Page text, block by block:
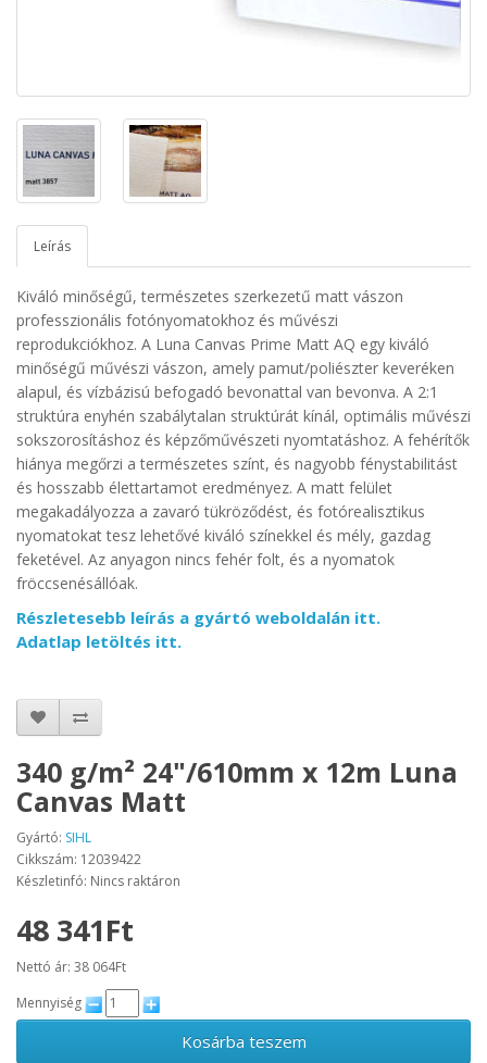
Leírás
Kiváló minőségű, természetes szerkezetű matt vászon
professzionális fotónyomatokhoz és művészi
reprodukciókhoz. A Luna Canvas Prime Matt AQ egy kiváló
minőségű művészi vászon, amely pamut/poliészter keveréken
alapul, és vízbázisú befogadó bevonattal van bevonva. A 2:1
struktúra enyhén szabálytalan struktúrát kínál, optimális művészi
sokszorosításhoz és képzőművészeti nyomtatáshoz. A fehérítők
hiánya megőrzi a természetes színt, és nagyobb fénystabilitást
és hosszabb élettartamot eredményez. A matt felület
megakadályozza a zavaró tükröződést, és fotórealisztikus
nyomatokat tesz lehetővé kiváló színekkel és mély, gazdag
feketével. Az anyagon nincs fehér folt, és a nyomatok
fröccsenésállóak.
Részletesebb leírás a gyártó weboldalán itt.
Adatlap letöltés itt.
340 g/m² 24"/610mm x 12m Luna
Canvas Matt
Gyártó: SIHL
Cikkszám: 12039422
Készletinfó: Nincs raktáron
48 341Ft
Nettó ár: 38 064Ft
Mennyiség
Kosárba teszem